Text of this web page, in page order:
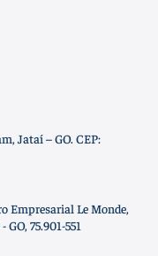
Jataí – GO. CEP:
Empresarial Le Monde,
75.901-551